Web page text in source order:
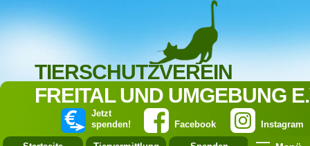
TIERSCHUTZVEREIN
FREITAL UND UMGEBUNG
Instagram
Facebook
Jetzt
spenden!